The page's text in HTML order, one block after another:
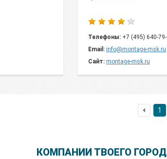
Телефоны: +7 (495) 640-
Email: info@montage-msk.ru
Сайт: montage-msk.ru
1
КОМПАНИИ ТВОЕГО